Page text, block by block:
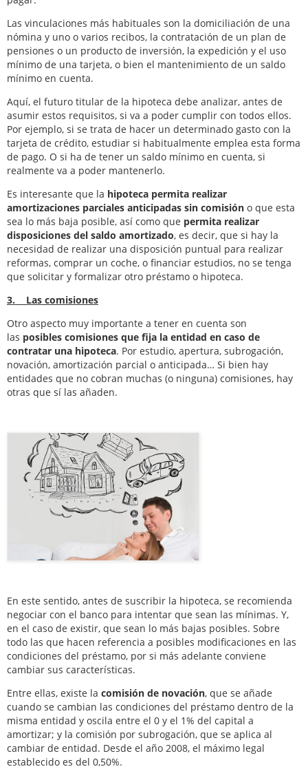
Las vinculaciones más habituales son la domiciliación de una
nómina y uno o varios recibos, la contratación de un plan de
pensiones o un producto de inversión, la expedición y el uso
mínimo de una tarjeta, o bien el mantenimiento de un saldo
mínimo en cuenta.
Aquí, el futuro titular de la hipoteca debe analizar, antes de
asumir estos requisitos, si va a poder cumplir con todos ellos.
Por ejemplo, si se trata de hacer un determinado gasto con la
tarjeta de crédito, estudiar si habitualmente emplea esta forma
de pago. O si ha de tener un saldo mínimo en cuenta, si
realmente va a poder mantenerlo.
Es interesante que la hipoteca permita realizar
amortizaciones parciales anticipadas sin comisión o que esta
sea lo más baja posible, así como que permita realizar
disposiciones del saldo amortizado, es decir, que si hay la
necesidad de realizar una disposición puntual para realizar
reformas, comprar un coche, o financiar estudios, no se tenga
que solicitar y formalizar otro préstamo o hipoteca.
3. Las comisiones
Otro aspecto muy importante a tener en cuenta son
las posibles comisiones que fija la entidad en caso de
contratar una hipoteca. Por estudio, apertura, subrogación,
novación, amortización parcial o anticipada… Si bien hay
entidades que no cobran muchas (o ninguna) comisiones, hay
otras que sí las añaden.
En este sentido, antes de suscribir la hipoteca, se recomienda
negociar con el banco para intentar que sean las mínimas. Y,
en el caso de existir, que sean lo más bajas posibles. Sobre
todo las que hacen referencia a posibles modificaciones en las
condiciones del préstamo, por si más adelante conviene
cambiar sus características.
Entre ellas, existe la comisión de novación, que se añade
cuando se cambian las condiciones del préstamo dentro de la
misma entidad y oscila entre el 0 y el 1% del capital a
amortizar; y la comisión por subrogación, que se aplica al
cambiar de entidad. Desde el año 2008, el máximo legal
establecido es del 0,50%.